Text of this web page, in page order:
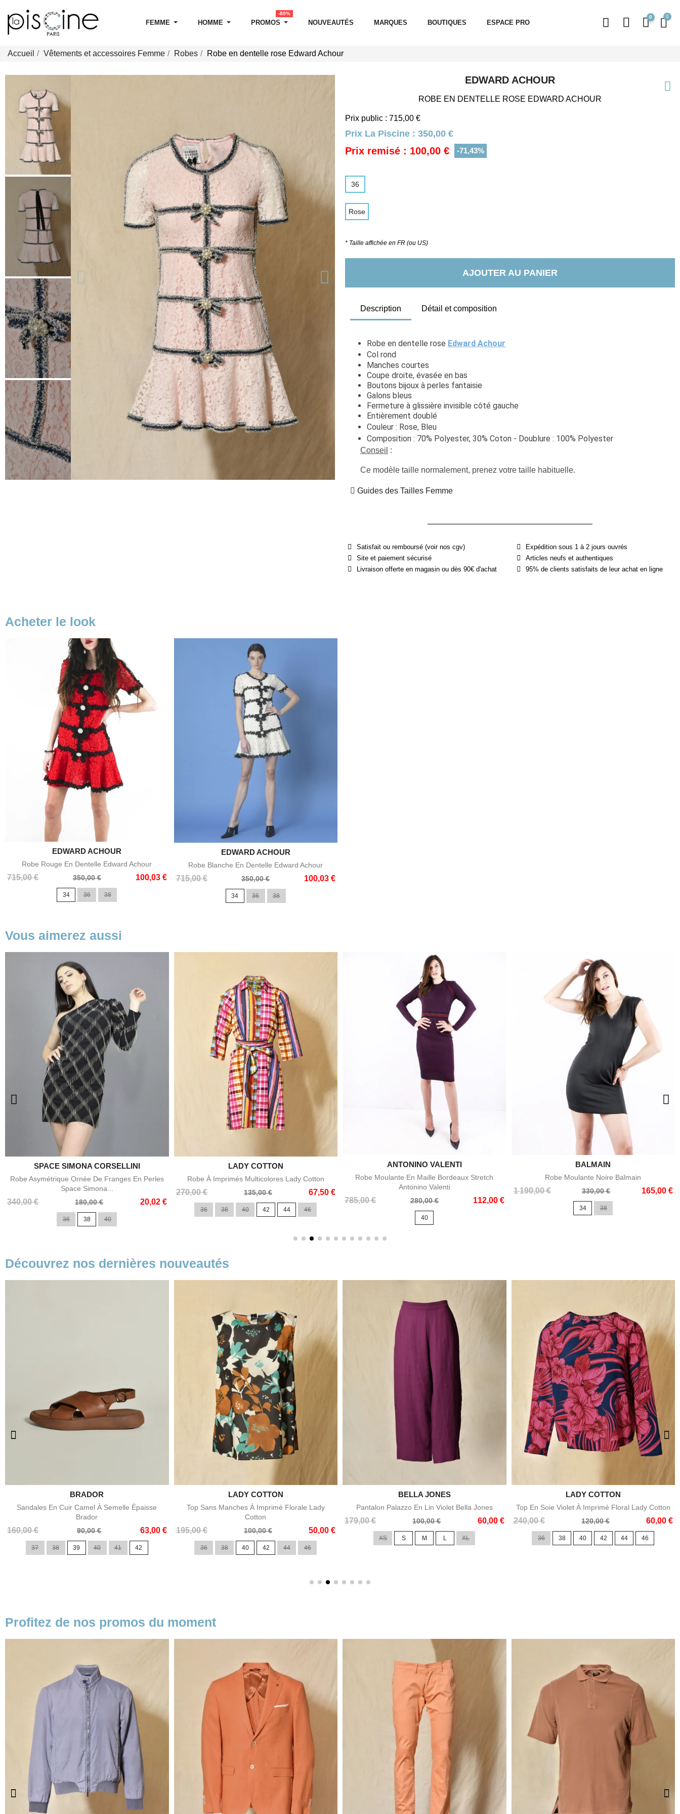
FEMME HOMME PROMOS
-80%
NOUVEAUTÉS MARQUES BOUTIQUES ESPACE PRO
0
Accueil Vêtements et accessoires Femme Robes Robe en dentelle rose Edward Achour
EDWARD ACHOUR
ROBE EN DENTELLE ROSE EDWARD ACHOUR
Prix public : 715,00 €
Prix La Piscine : 350,00 €
Prix remisé : 100,00 € -71,43%
36
Rose
* Taille affichée en FR (ou US)
AJOUTER AU PANIER
Description Détail et composition
Robe en dentelle rose Edward Achour
Col rond
Manches courtes
Coupe droite, évasée en bas
Boutons bijoux à perles fantaisie
Galons bleus
Fermeture à glissière invisible côté gauche
Entièrement doublé
Couleur : Rose, Bleu
Composition : 70% Polyester, 30% Coton - Doublure : 100% Polyester
Conseil :
Ce modèle taille normalement, prenez votre taille habituelle.
Guides des Tailles Femme
Satisfait ou remboursé (voir nos cgv)
Site et paiement sécurisé
Livraison offerte en magasin ou dès 90€ d'achat
Expédition sous 1 à 2 jours ouvrés
Articles neufs et authentiques
95% de clients satisfaits de leur achat en ligne
Acheter le look
Aperçu rapide
EDWARD ACHOUR
Robe Rouge En Dentelle Edward Achour
715,00 €
Prix
350,00 € 100,03 €
Prix
34 36 38
Aperçu rapide
EDWARD ACHOUR
Robe Blanche En Dentelle Edward Achour
715,00 €
Prix
350,00 € 100,03 €
Prix
34 36 38
Vous aimerez aussi
Aperçu rapide
SPACE SIMONA CORSELLINI
Robe Asymétrique Ornée De Franges En Perles
Space Simona...
340,00 €
Prix
180,00 € 20,02 €
Prix
36 38 40
Aperçu rapide
LADY COTTON
Robe À Imprimés Multicolores Lady Cotton
270,00 €
Prix
135,00 € 67,50 €
Prix
36 38 40 42 44 46
Aperçu rapide
ANTONINO VALENTI
Robe Moulante En Maille Bordeaux Stretch
Antonino Valenti
785,00 €
Prix
280,00 € 112,00 €
Prix
40
Aperçu rapide
BALMAIN
Robe Moulante Noire Balmain
1 190,00 €
Prix
330,00 € 165,00 €
Prix
34 38
Découvrez nos dernières nouveautés
Aperçu rapide
BRADOR
Sandales En Cuir Camel À Semelle Épaisse
Brador
160,00 €
Prix
90,00 € 63,00 €
Prix
37 38 39 40 41 42
Aperçu rapide
LADY COTTON
Top Sans Manches À Imprimé Florale Lady
Cotton
195,00 €
Prix
100,00 € 50,00 €
Prix
36 38 40 42 44 46
Aperçu rapide
BELLA JONES
Pantalon Palazzo En Lin Violet Bella Jones
179,00 €
Prix
100,00 € 60,00 €
Prix
XS S M L XL
Aperçu rapide
LADY COTTON
Top En Soie Violet À Imprimé Floral Lady Cotton
240,00 €
Prix
120,00 € 60,00 €
Prix
36 38 40 42 44 46
Profitez de nos promos du moment